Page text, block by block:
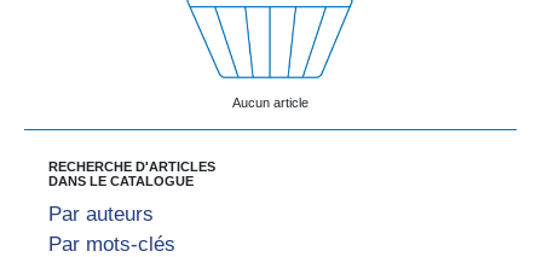
Aucun article
RECHERCHE D'ARTICLES
DANS LE CATALOGUE
Par auteurs
Par mots-clés